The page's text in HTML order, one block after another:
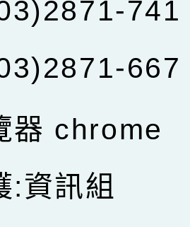
741
667
器 chrome
:資訊組